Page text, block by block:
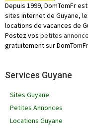
Depuis 1999, DomTomFr
sites internet de Guyane,
locations de vacances de
Postez vos petites
gratuitement sur
Services Guyane
Sites Guyane
Petites Annonces
Locations Guyane